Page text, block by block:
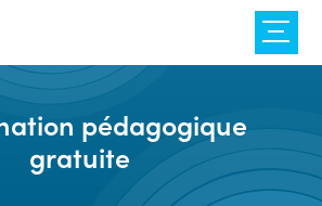
pédagogique
gratuite